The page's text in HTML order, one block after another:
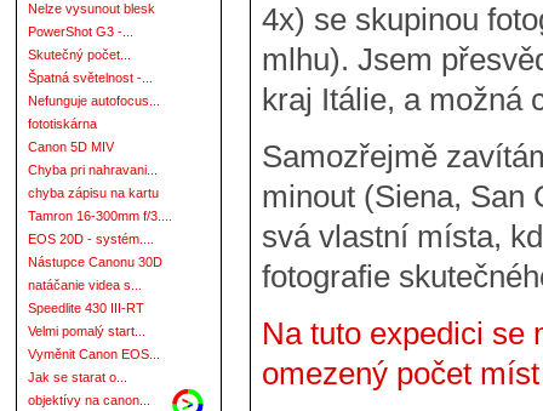
Nelze vysunout blesk
PowerShot G3 -...
Skutečný počet...
Špatná světelnost -...
Nefunguje autofocus...
fototiskárna
Canon 5D MIV
Chyba pri nahravani...
chyba zápisu na kartu
Tamron 16-300mm f/3....
EOS 20D - systém....
Nástupce Canonu 30D
natáčanie videa s...
Speedlite 430 III-RT
Velmi pomalý start...
Vyměnit Canon EOS...
Jak se starat o...
objektívy na canon...
4x) se skupinou
mlhu). Jsem
kraj Itálie, a možná
Samozřejmě
minout (Siena, San
svá vlastní místa,
fotografie
Na tuto expedici se
omezený počet